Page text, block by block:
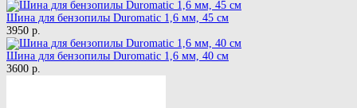
Шина для бензопилы Duromatic 1,6 мм, 45 см
3950 р.
Шина для бензопилы Duromatic 1,6 мм, 40 см
3600 р.